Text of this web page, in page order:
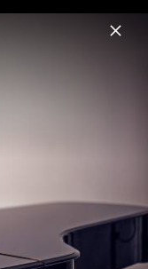
Menu